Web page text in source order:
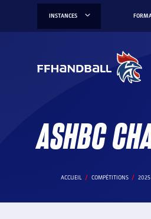
INSTANCES
ASHBC
ACCUEIL COMPÉTITIONS